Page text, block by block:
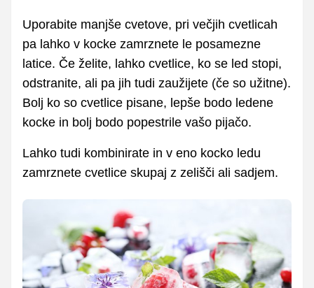
Uporabite manjše cvetove, pri večjih cvetlicah
pa lahko v kocke zamrznete le posamezne
latice. Če želite, lahko cvetlice, ko se led stopi,
odstranite, ali pa jih tudi zaužijete (če so užitne).
Bolj ko so cvetlice pisane, lepše bodo ledene
kocke in bolj bodo popestrile vašo pijačo.
Lahko tudi kombinirate in v eno kocko ledu
zamrznete cvetlice skupaj z zelišči ali sadjem.